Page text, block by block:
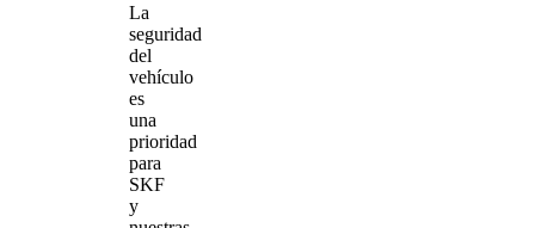
La
seguridad
del
vehículo
es
una
prioridad
para
SKF
y